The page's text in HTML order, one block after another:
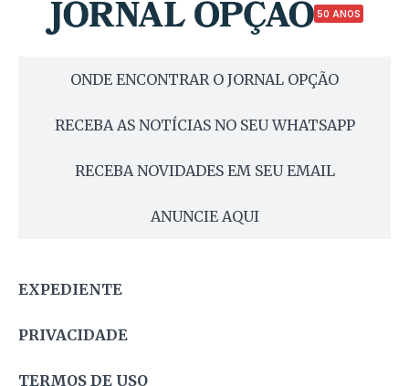
50 ANOS
ONDE ENCONTRAR O JORNAL OPÇÃO
RECEBA AS NOTÍCIAS NO SEU WHATSAPP
RECEBA NOVIDADES EM SEU EMAIL
ANUNCIE AQUI
EXPEDIENTE
PRIVACIDADE
TERMOS DE USO